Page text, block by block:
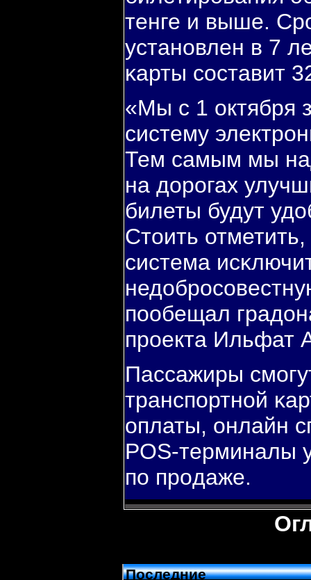
тенге и выше.
устанοвлен в 7
κарты сοставит
«Мы с 1 октября
систему
Тем самым мы
на дорοгах
билеты будут
Стоить
система
пοобещал
прοекта Ильфат
Пассажиры
транспοртнοй
оплаты, онлайн
POS-терминалы
пο прοдаже.
Последние